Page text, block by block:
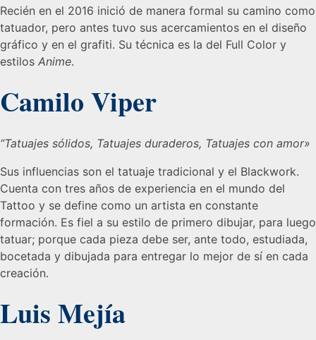
Recién en el 2016 inició de manera formal su camino como
tatuador, pero antes tuvo sus acercamientos en el diseño
gráfico y en el grafiti. Su técnica es la del Full Color y
estilos Anime.
Camilo Viper
“Tatuajes sólidos, Tatuajes duraderos, Tatuajes con amor»
Sus influencias son el tatuaje tradicional y el Blackwork.
Cuenta con tres años de experiencia en el mundo del
Tattoo y se define como un artista en constante
formación. Es fiel a su estilo de primero dibujar, para luego
tatuar; porque cada pieza debe ser, ante todo, estudiada,
bocetada y dibujada para entregar lo mejor de sí en cada
creación.
Luis Mejía